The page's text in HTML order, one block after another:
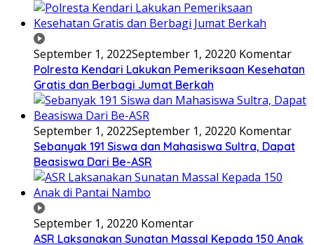
September 1, 2022September 1, 20220 Komentar
Polresta Kendari Lakukan Pemeriksaan Kesehatan
Gratis dan Berbagi Jumat Berkah
September 1, 2022September 1, 20220 Komentar
Sebanyak 191 Siswa dan Mahasiswa Sultra, Dapat
Beasiswa Dari Be-ASR
September 1, 20220 Komentar
ASR Laksanakan Sunatan Massal Kepada 150 Anak